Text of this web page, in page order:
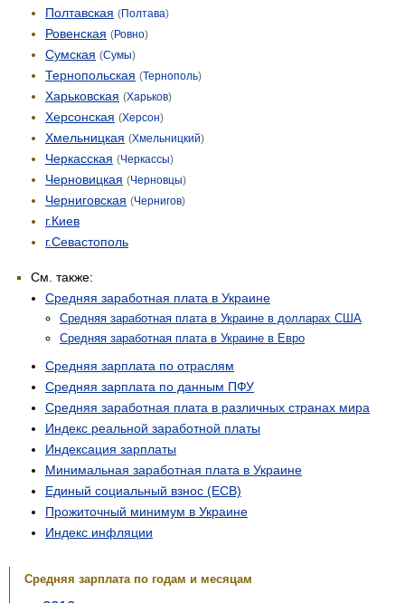
Полтавская (Полтава)
Ровенская (Ровно)
Сумская (Сумы)
Тернопольская (Тернополь)
Харьковская (Харьков)
Херсонская (Херсон)
Хмельницкая (Хмельницкий)
Черкасская (Черкассы)
Черновицкая (Черновцы)
Черниговская (Чернигов)
г.Киев
г.Севастополь
См. также:
Средняя заработная плата в Украине
Средняя заработная плата в Украине в долларах США
Средняя заработная плата в Украине в Евро
Средняя зарплата по отраслям
Средняя зарплата по данным ПФУ
Средняя заработная плата в различных странах мира
Индекс реальной заработной платы
Индексация зарплаты
Минимальная заработная плата в Украине
Единый социальный взнос (ЕСВ)
Прожиточный минимум в Украине
Индекс инфляции
Средняя зарплата по годам и месяцам